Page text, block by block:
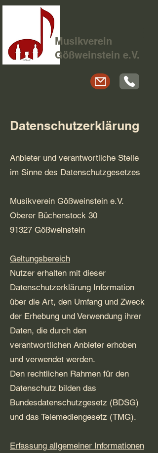
Musikverein
Gößweinstein e.V.
Datenschutzerklärung
Anbieter und verantwortliche Stelle
im Sinne des Datenschutzgesetzes
Musikverein Gößweinstein e.V.
Oberer Büchenstock 30
91327 Gößweinstein
Geltungsbereich
Nutzer erhalten mit dieser
Datenschutzerklärung Information
über die Art, den Umfang und Zweck
der Erhebung und Verwendung ihrer
Daten, die durch den
verantwortlichen Anbieter erhoben
und verwendet werden.
Den rechtlichen Rahmen für den
Datenschutz bilden das
Bundesdatenschutzgesetz (BDSG)
und das Telemediengesetz (TMG).
Erfassung allgemeiner Informationen